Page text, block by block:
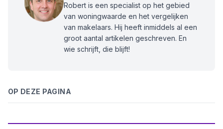
Robert is een specialist op het gebied
van woningwaarde en het vergelijken
van makelaars. Hij heeft inmiddels al een
groot aantal artikelen geschreven. En
wie schrijft, die blijft!
OP DEZE PAGINA